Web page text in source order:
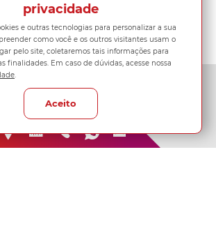
Rua Cadiriri 873
Paulo - SP - CEP: 03109-040
privacidade
e outras tecnologias para personalizar a sua
como você e os outros visitantes usam o
pelo site, coletaremos tais informações para
finalidades. Em caso de dúvidas, acesse nossa
.
Aceito